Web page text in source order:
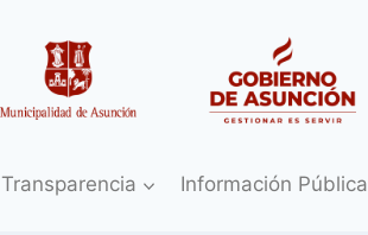
Transparencia Información Pública